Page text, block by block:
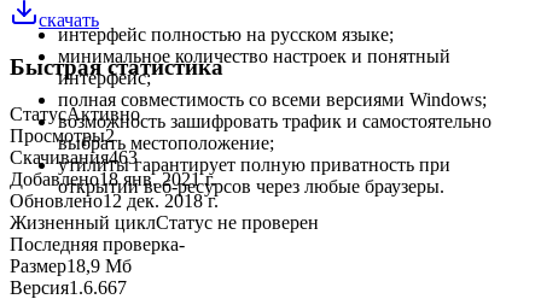
интерфейс полностью на русском языке;
минимальное количество настроек и понятный
интерфейс;
полная совместимость со всеми версиями Windows;
возможность зашифровать трафик и самостоятельно
выбрать местоположение;
утилиты гарантирует полную приватность при
открытии веб-ресурсов через любые браузеры.
скачать
Быстрая статистика
СтатусАктивно
Просмотры2
Скачивания463
Добавлено18 янв. 2021 г.
Обновлено12 дек. 2018 г.
Жизненный циклСтатус не проверен
Последняя проверка-
Размер18,9 Мб
Версия1.6.667